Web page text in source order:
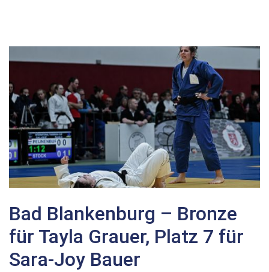
Bad Blankenburg – Bronze
für Tayla Grauer, Platz 7 für
Sara-Joy Bauer